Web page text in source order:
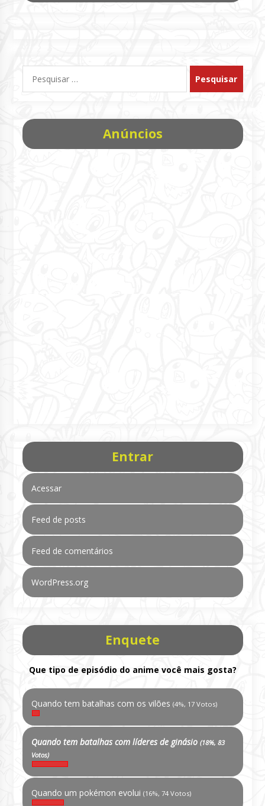
por:
Anúncios
Entrar
Acessar
Feed de posts
Feed de comentários
WordPress.org
Enquete
Que tipo de episódio do anime você mais gosta?
Quando tem batalhas com os vilões (4%, 17 Votos)
Quando tem batalhas com líderes de ginásio (18%, 83
Votos)
Quando um pokémon evolui (16%, 74 Votos)